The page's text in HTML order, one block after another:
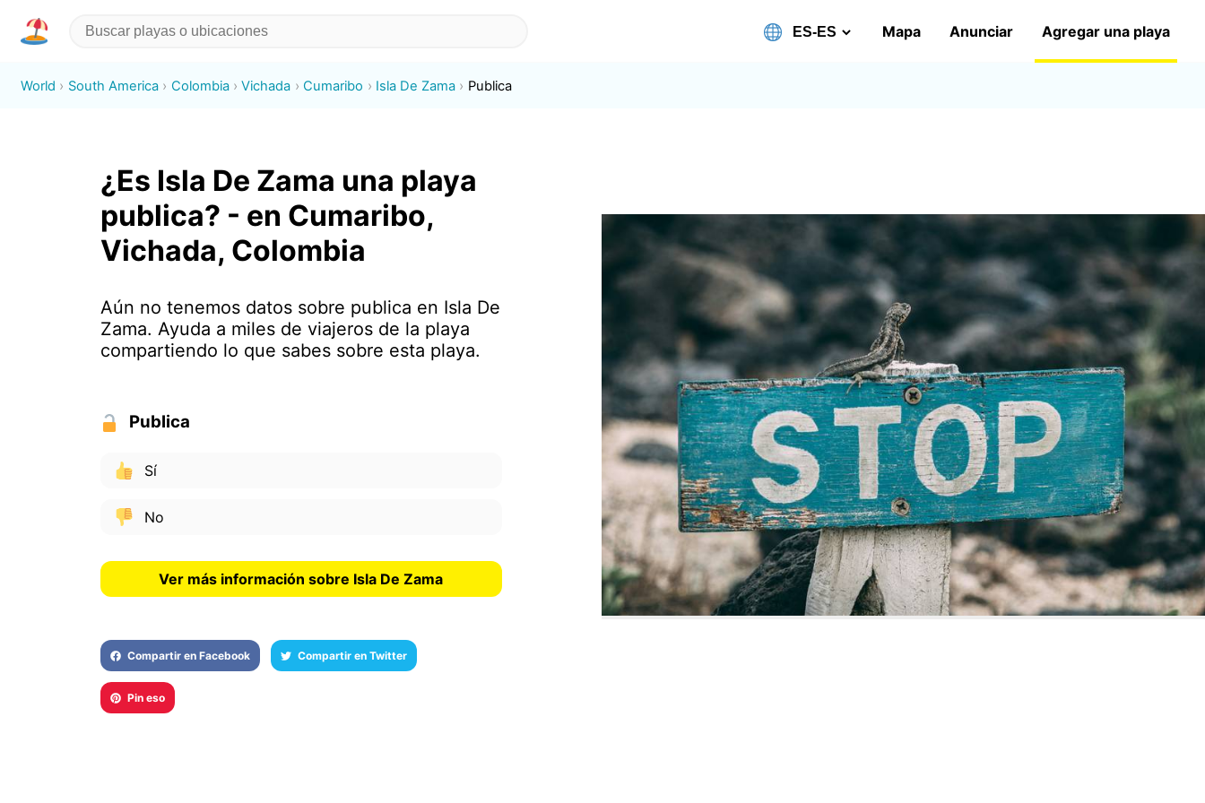
Mapa Anunciar Agregar una playa
World South America Colombia Vichada Cumaribo Isla De Zama Publica
¿Es Isla De Zama una playa
publica? - en Cumaribo,
Vichada, Colombia
Aún no tenemos datos sobre publica en Isla De
Zama. Ayuda a miles de viajeros de la playa
compartiendo lo que sabes sobre esta playa.
Publica
Sí
No
Ver más información sobre Isla De Zama
Compartir en Facebook Compartir en Twitter
Pin eso